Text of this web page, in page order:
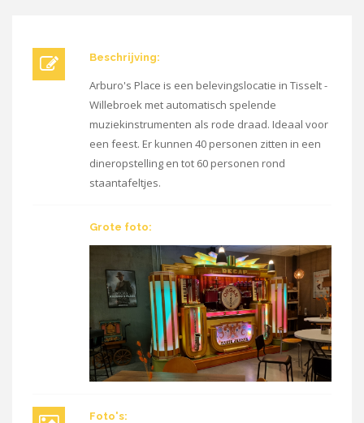
Beschrijving:
Arburo's Place is een belevingslocatie in Tisselt -
Willebroek met automatisch spelende
muziekinstrumenten als rode draad. Ideaal voor
een feest. Er kunnen 40 personen zitten in een
dineropstelling en tot 60 personen rond
staantafeltjes.
Grote foto:
Foto's: